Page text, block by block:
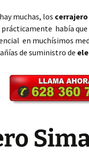
muchas, los
había
en muchísimos
de suministro de